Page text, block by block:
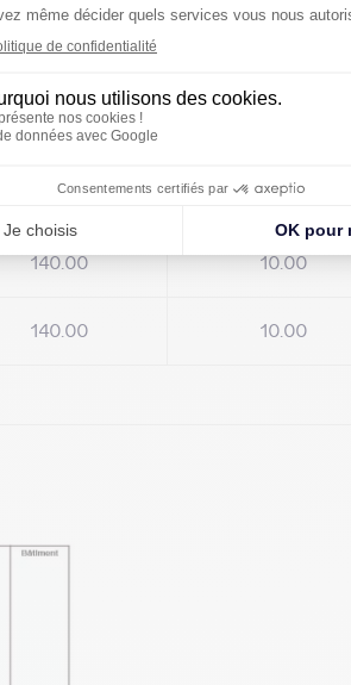
140.00
140.00
140.00 10.00
140.00 10.00
140.00 10.00